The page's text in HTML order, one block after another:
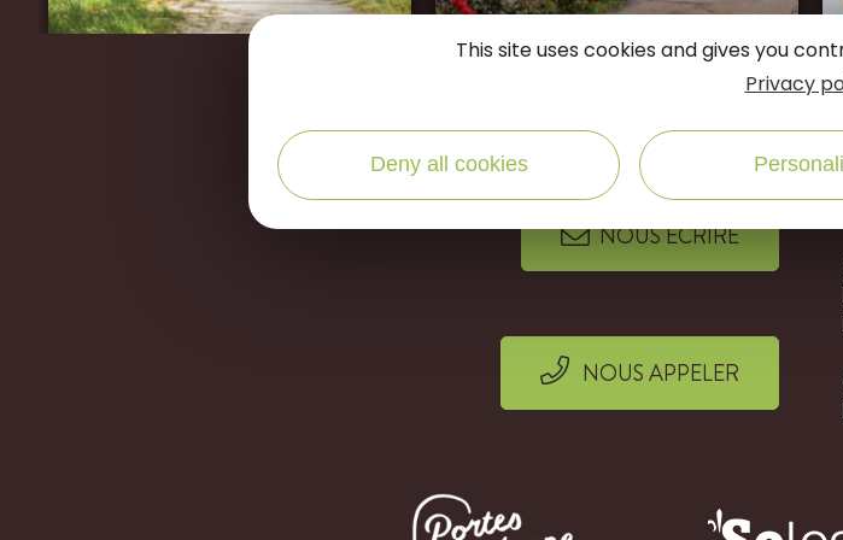
connectés
NOUS ÉCRIRE
NOUS APPELER
This site uses cookies and gives you
Privacy
Deny all cookies